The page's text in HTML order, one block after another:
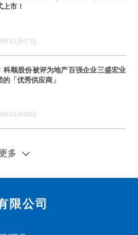
上市！
年03月07日
科顺股份被评为地产百强企业三盛宏业
的「优秀供应商」
年03月06日
多
限公司